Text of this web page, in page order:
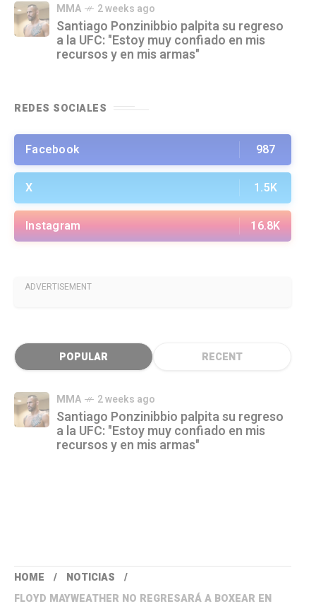
MMA 2 weeks ago
Santiago Ponzinibbio palpita su regreso
a la UFC: "Estoy muy confiado en mis
recursos y en mis armas"
REDES SOCIALES
Facebook 987
X 1.5K
Instagram 16.8K
ADVERTISEMENT
POPULAR RECENT
MMA 2 weeks ago
Santiago Ponzinibbio palpita su regreso
a la UFC: "Estoy muy confiado en mis
recursos y en mis armas"
HOME
NOTICIAS
FLOYD MAYWEATHER NO REGRESARÁ A BOXEAR EN